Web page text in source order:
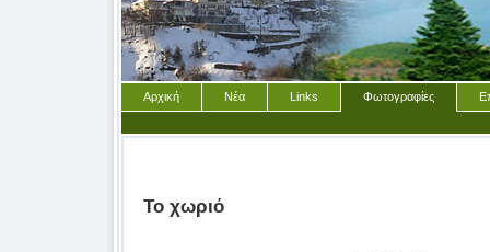
Αρχική Νέα Links Φωτογραφίες
Το χωριό